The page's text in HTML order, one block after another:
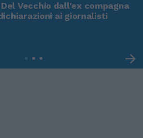
Vecchio dall'ex compagna
ai giornalisti